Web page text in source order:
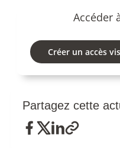
Accéder
Créer un accès
Partagez cette